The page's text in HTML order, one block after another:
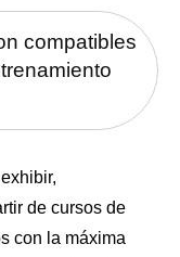
compatibles
de cursos de
con la máxima